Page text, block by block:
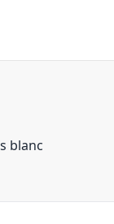
blanc